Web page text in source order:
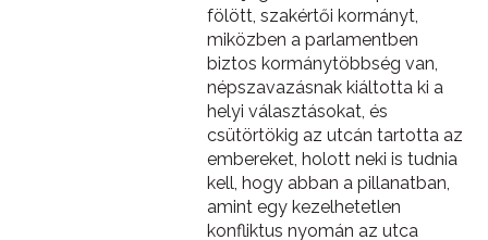
fölött, szakértői kormányt,
miközben a parlamentben
biztos kormánytöbbség van,
népszavazásnak kiáltotta ki a
helyi választásokat, és
csütörtökig az utcán tartotta az
embereket, holott neki is tudnia
kell, hogy abban a pillanatban,
amint egy kezelhetetlen
konfliktus nyomán az utca